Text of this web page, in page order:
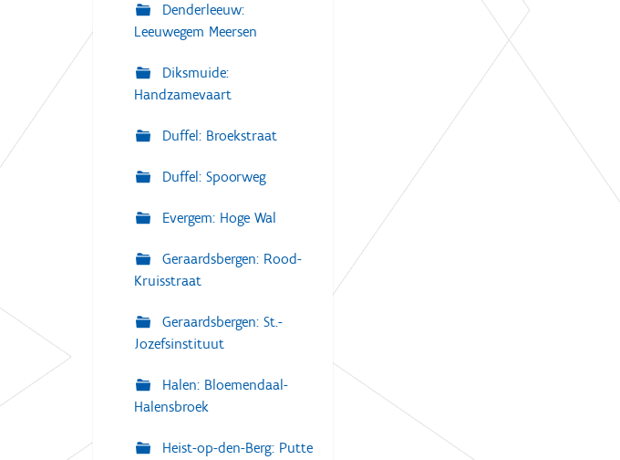
Denderleeuw:
Leeuwegem Meersen
Diksmuide:
Handzamevaart
Duffel: Broekstraat
Duffel: Spoorweg
Evergem: Hoge Wal
Geraardsbergen: Rood-
Kruisstraat
Geraardsbergen: St.-
Jozefsinstituut
Halen: Bloemendaal-
Halensbroek
Heist-op-den-Berg: Putte